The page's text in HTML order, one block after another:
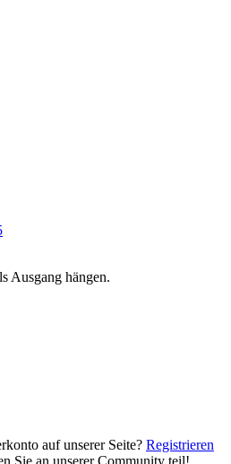
Ausgang hängen.
auf unserer Seite? Registrieren
Sie an unserer Community teil!